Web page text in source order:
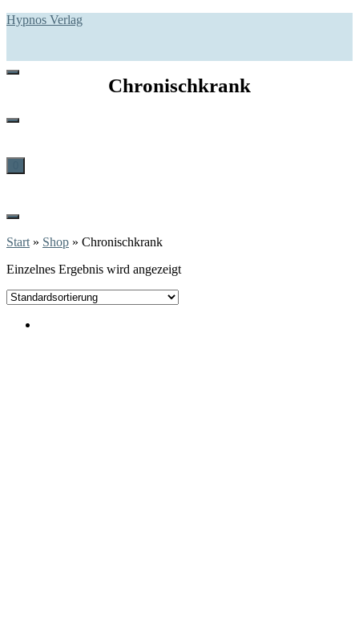
Hypnos Verlag
Chronischkrank
Start » Shop » Chronischkrank
Einzelnes Ergebnis wird angezeigt